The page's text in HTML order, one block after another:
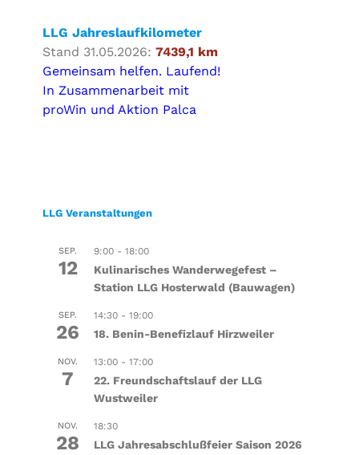
LLG Jahreslaufkilometer
Stand 31.05.2026: 7439,1 km
Gemeinsam helfen. Laufend!
In Zusammenarbeit mit
proWin und Aktion Palca
LLG Veranstaltungen
SEP.
12
9:00- 18:00
Kulinarisches Wanderwegefest –
Station LLG Hosterwald (Bauwagen)
SEP.
26
14:30- 19:00
18. Benin-Benefizlauf Hirzweiler
NOV.
7
13:00- 17:00
22. Freundschaftslauf der LLG
Wustweiler
NOV.
28
18:30
LLG Jahresabschlußfeier Saison 2026